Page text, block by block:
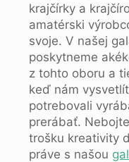
krajčírky a
amatérski
svoje. V našej
poskytneme
z tohto oboru a
keď nám
potrebovali
prerábať.
trošku kreativity
práve s našou